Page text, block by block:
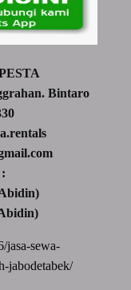
Bintaro
jasa-sewa-
jabodetabek/